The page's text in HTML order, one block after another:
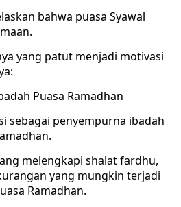
bahwa puasa Syawal
yang patut menjadi motivasi
Puasa Ramadhan
sebagai penyempurna ibadah
melengkapi shalat fardhu,
yang mungkin terjadi
Ramadhan.